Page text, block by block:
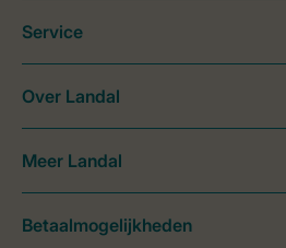
Service
Over Landal
Meer Landal
Betaalmogelijkheden